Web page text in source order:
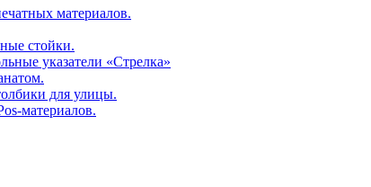
материалов.
стойки.
указатели «Стрелка»
для улицы.
материалов.